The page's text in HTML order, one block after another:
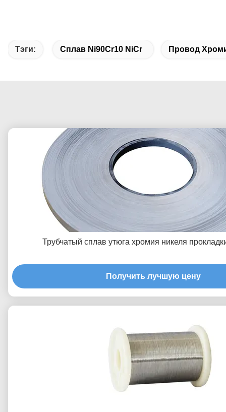
Тэги: Сплав Ni90Cr10 NiCr Провод
Трубчатый сплав утюга хромия никеля
Получить лучшую цену